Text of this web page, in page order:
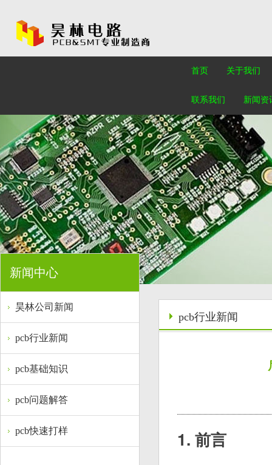
首页 关于我们
联系我们 新闻资
新闻中心
昊林公司新闻
pcb行业新闻
pcb基础知识
pcb问题解答
pcb快速打样
pcb行业新闻
1. 前言